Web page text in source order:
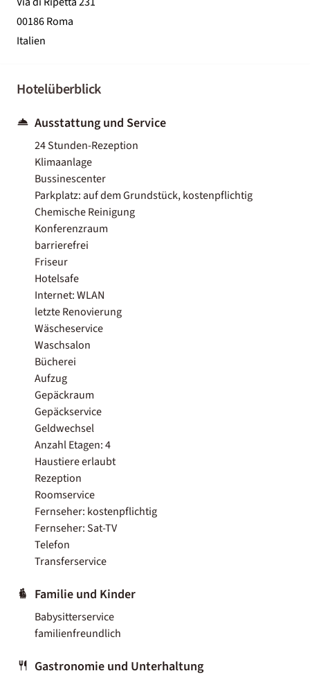
00186 Roma
Italien
Hotelüberblick
Ausstattung und Service
24 Stunden-Rezeption
Klimaanlage
Bussinescenter
Parkplatz: auf dem Grundstück, kostenpflichtig
Chemische Reinigung
Konferenzraum
barrierefrei
Friseur
Hotelsafe
Internet: WLAN
letzte Renovierung
Wäscheservice
Waschsalon
Bücherei
Aufzug
Gepäckraum
Gepäckservice
Geldwechsel
Anzahl Etagen: 4
Haustiere erlaubt
Rezeption
Roomservice
Fernseher: kostenpflichtig
Fernseher: Sat-TV
Telefon
Transferservice
Familie und Kinder
Babysitterservice
familienfreundlich
Gastronomie und Unterhaltung